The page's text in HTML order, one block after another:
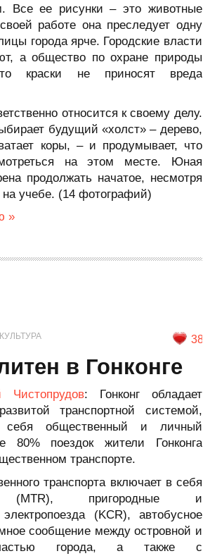
Все ее рисунки – это животные
работе она преследует одну
города ярче. Городские власти
а общество по охране природы
краски не приносят вреда
относится к своему делу.
будущий «холст» – дерево,
коры, – и продумывает, что
на этом месте. Юная
продолжать начатое, несмотря
на учебе. (14 фотографий)
»
КУЛЬТУРА 38
в Гонконге
Чистопрудов: Гонконг обладает
транспортной системой,
общественный и личный
80% поездок жители Гонконга
транспорте.
транспорта включает в себя
(MTR), пригородные и
электропоезда (KCR), автобусное
сообщение между островной и
частью города, а также с